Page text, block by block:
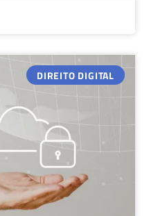
DIREITO DIGITAL